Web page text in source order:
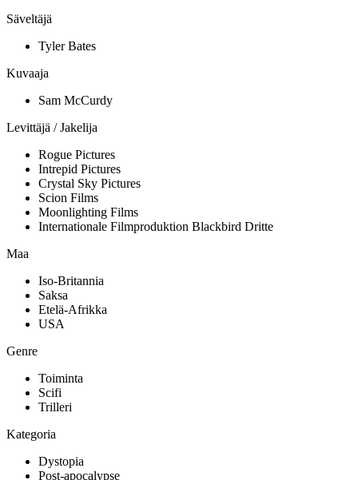
Säveltäjä
Tyler Bates
Kuvaaja
Sam McCurdy
Levittäjä / Jakelija
Rogue Pictures
Intrepid Pictures
Crystal Sky Pictures
Scion Films
Moonlighting Films
Internationale Filmproduktion Blackbird Dritte
Maa
Iso-Britannia
Saksa
Etelä-Afrikka
USA
Genre
Toiminta
Scifi
Trilleri
Kategoria
Dystopia
Post-apocalypse